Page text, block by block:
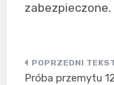
zabezpieczone.
Nawigacja
Próba przemytu